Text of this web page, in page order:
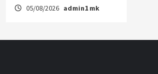
05/08/2026 admin1 mk